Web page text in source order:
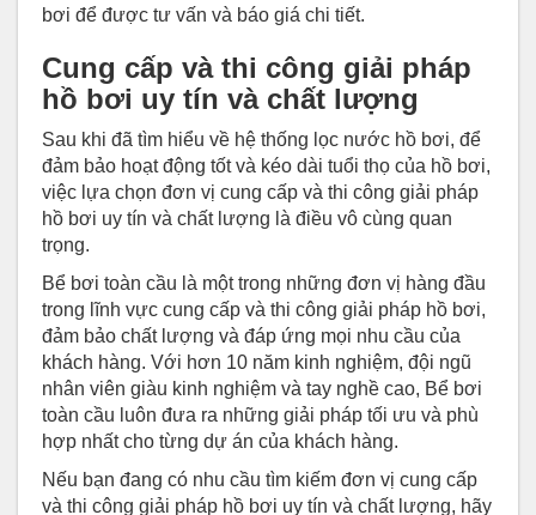
bơi để được tư vấn và báo giá chi tiết.
Cung cấp và thi công giải pháp
hồ bơi uy tín và chất lượng
Sau khi đã tìm hiểu về hệ thống lọc nước hồ bơi, để
đảm bảo hoạt động tốt và kéo dài tuổi thọ của hồ bơi,
việc lựa chọn đơn vị cung cấp và thi công giải pháp
hồ bơi uy tín và chất lượng là điều vô cùng quan
trọng.
Bể bơi toàn cầu là một trong những đơn vị hàng đầu
trong lĩnh vực cung cấp và thi công giải pháp hồ bơi,
đảm bảo chất lượng và đáp ứng mọi nhu cầu của
khách hàng. Với hơn 10 năm kinh nghiệm, đội ngũ
nhân viên giàu kinh nghiệm và tay nghề cao, Bể bơi
toàn cầu luôn đưa ra những giải pháp tối ưu và phù
hợp nhất cho từng dự án của khách hàng.
Nếu bạn đang có nhu cầu tìm kiếm đơn vị cung cấp
và thi công giải pháp hồ bơi uy tín và chất lượng, hãy